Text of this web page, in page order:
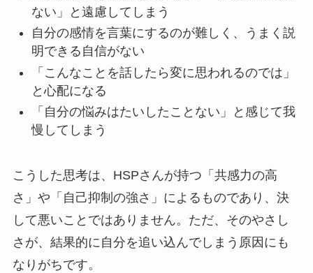
ない」と遠慮してしまう
自分の感情を言葉にするのが難しく、うまく説
明できる自信がない
「こんなことを話したら変に思われるのでは」
と心配になる
「自分の悩みはたいしたことない」と感じて我
慢してしまう
こうした思考は、HSPさんが持つ「共感力の高
さ」や「自己抑制の強さ」によるものであり、決
して悪いことではありません。ただ、そのやさし
さが、結果的に自分を追い込んでしまう原因にも
なりがちです。